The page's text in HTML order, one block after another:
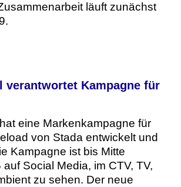
läuft zunächst
verantwortet Kampagne für
eine Markenkampagne für
von Stada entwickelt und
Kampagne ist bis Mitte
Social Media, im CTV, TV,
zu sehen. Der neue